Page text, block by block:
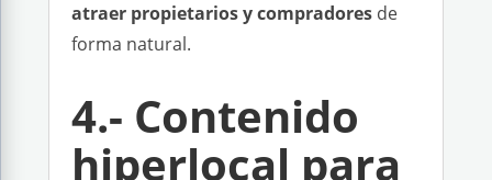
atraer propietarios y compradores de
forma natural.
4.- Contenido
hiperlocal para